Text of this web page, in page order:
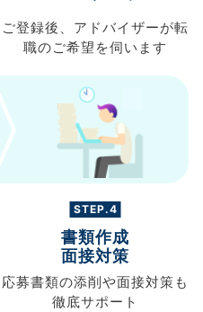
ご登録後、 アドバイザーが転
職のご希望を伺います
STEP.4
書類作成
面接対策
応募書類の添削や面接対策も
徹底サポート